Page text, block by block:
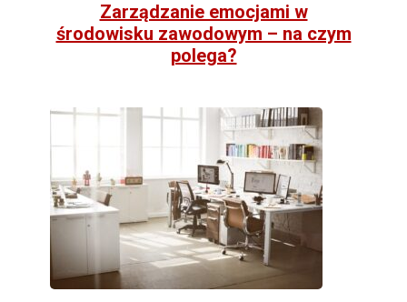
Zarządzanie emocjami w
środowisku zawodowym – na czym
polega?